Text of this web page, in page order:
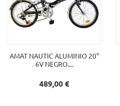
AMAT NAUTIC ALUMINIO 20"
6V NEGRO....
Precio
489,00 €